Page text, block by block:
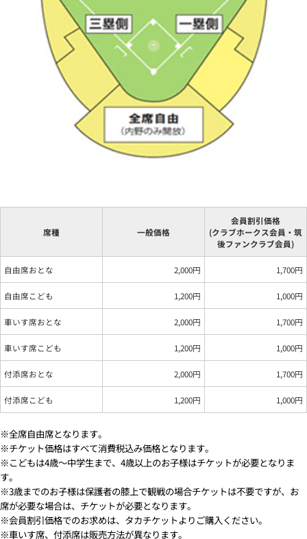
席種 一般価格
会員割引価格
(クラブホークス会員・筑
後ファンクラブ会員)
自由席おとな 2,000円 1,700円
自由席こども 1,200円 1,000円
車いす席おとな 2,000円 1,700円
車いす席こども 1,200円 1,000円
付添席おとな 2,000円 1,700円
付添席こども 1,200円 1,000円
※全席自由席となります。
※チケット価格はすべて消費税込み価格となります。
※こどもは4歳～中学生まで、4歳以上のお子様はチケットが必要となりま
す。
※3歳までのお子様は保護者の膝上で観戦の場合チケットは不要ですが、お
席が必要な場合は、チケットが必要となります。
※会員割引価格でのお求めは、タカチケットよりご購入ください。
※車いす席、付添席は販売方法が異なります。